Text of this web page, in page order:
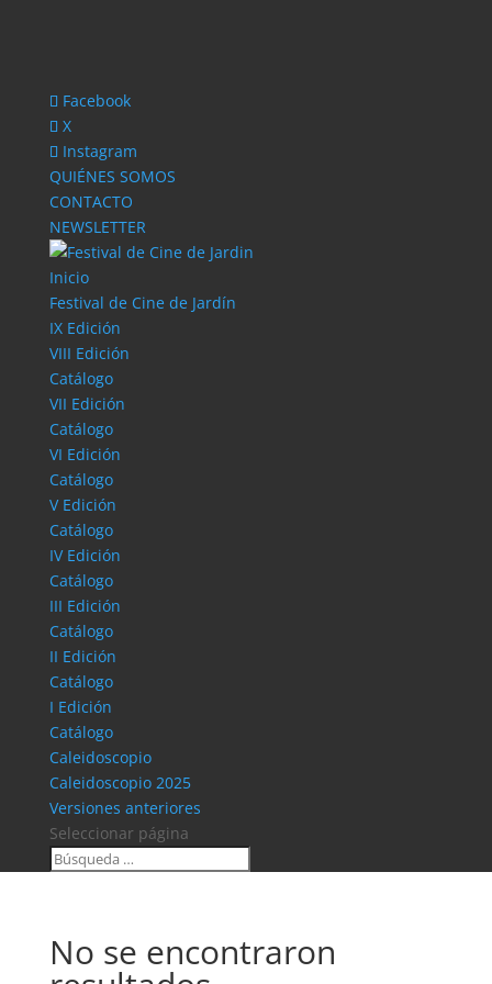
Facebook
X
Instagram
QUIÉNES SOMOS
CONTACTO
NEWSLETTER
Inicio
Festival de Cine de Jardín
IX Edición
VIII Edición
Catálogo
VII Edición
Catálogo
VI Edición
Catálogo
V Edición
Catálogo
IV Edición
Catálogo
III Edición
Catálogo
II Edición
Catálogo
I Edición
Catálogo
Caleidoscopio
Caleidoscopio 2025
Versiones anteriores
Seleccionar página
No se encontraron